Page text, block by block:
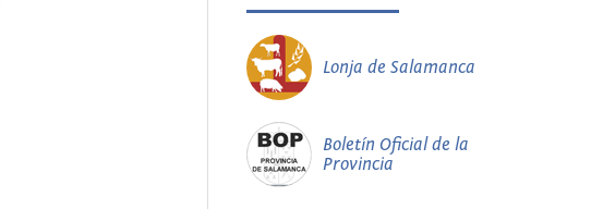
Lonja de Salamanca
Boletín Oficial de la
Provincia